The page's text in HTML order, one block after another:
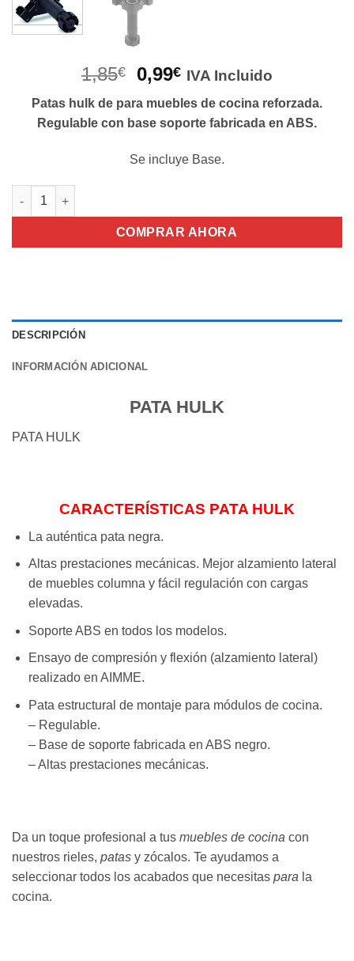
1,85€
El
original
era:
1,85€.
0,99€El
actual
es:
0,99€.
IVA Incluido
Patas hulk de para muebles de cocina reforzada.
Regulable con base soporte fabricada en ABS.
Se incluye Base.
PATA HULK cantidad
COMPRAR AHORA
DESCRIPCIÓN
INFORMACIÓN ADICIONAL
PATA HULK
PATA HULK
CARACTERÍSTICAS PATA HULK
La auténtica pata negra.
Altas prestaciones mecánicas. Mejor alzamiento lateral
de muebles columna y fácil regulación con cargas
elevadas.
Soporte ABS en todos los modelos.
Ensayo de compresión y flexión (alzamiento lateral)
realizado en AIMME.
Pata estructural de montaje para módulos de cocina.
– Regulable.
– Base de soporte fabricada en ABS negro.
– Altas prestaciones mecánicas.
Da un toque profesional a tus muebles de cocina con
nuestros rieles, patas y zócalos. Te ayudamos a
seleccionar todos los acabados que necesitas para la
cocina.